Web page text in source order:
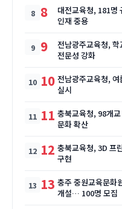
8
대전교육청, 181명
인재 중용
9
전남광주교육청,
전문성 강화
10 전남광주교육청,
실시
11 충북교육청, 98개
문화 확산
12 충북교육청, 3D 프
구현
13 충주 중원교육문화
개설… 100명 모집